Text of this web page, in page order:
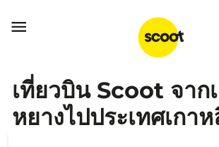

เที่ยวบิน Scoot จาก
หยางไปประเทศเกา